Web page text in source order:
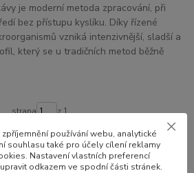
je moderní metoda zpracování, při
bez přístupu kyslíku. Díky řízené
vzniká intenzivnější, sladší a
který se u tradičních metod běžně
strana z 1
používání webu, analytické
souhlasu také pro účely cílení reklamy
Nastavení vlastních preferencí
odkazem ve spodní části stránek.